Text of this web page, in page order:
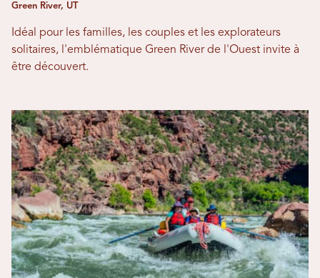
Green River, UT
Idéal pour les familles, les couples et les explorateurs
solitaires, l'emblématique Green River de l'Ouest invite à
être découvert.